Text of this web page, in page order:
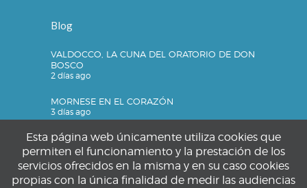
Blog
VALDOCCO, LA CUNA DEL ORATORIO DE DON
BOSCO
2 días ago
MORNESE EN EL CORAZÓN
3 días ago
Privacidad
Esta página web únicamente utiliza cookies que
permiten el funcionamiento y la prestación de los
servicios ofrecidos en la misma y en su caso cookies
propias con la única finalidad de medir las audiencias